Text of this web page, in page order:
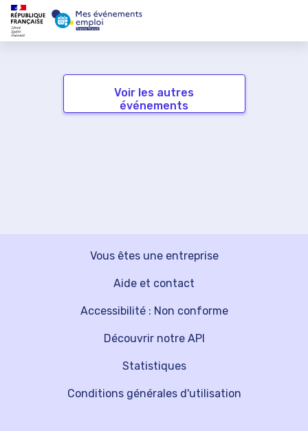
Voir les autres
événements
Vous êtes une entreprise
Découvrir notre API
Aide et contact
Statistiques
Accessibilité : Non conforme
Conditions générales d'utilisation